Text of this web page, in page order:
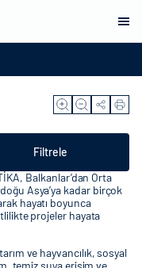
Filtrele
Balkanlar’dan Orta
Asya’ya kadar birçok
hayatı boyunca
projeler hayata
ve hayvancılık, sosyal
temiz suya erişim ve